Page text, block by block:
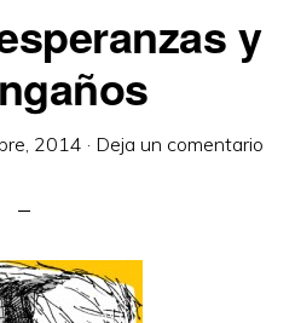
y
2014 · Deja un comentario